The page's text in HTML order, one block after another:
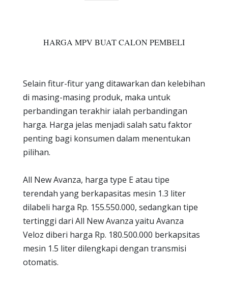
HARGA MPV BUAT CALON PEMBELI
Selain fitur-fitur yang ditawarkan dan kelebihan
di masing-masing produk, maka untuk
perbandingan terakhir ialah perbandingan
harga. Harga jelas menjadi salah satu faktor
penting bagi konsumen dalam menentukan
pilihan.
All New Avanza, harga type E atau tipe
terendah yang berkapasitas mesin 1.3 liter
dilabeli harga Rp. 155.550.000, sedangkan tipe
tertinggi dari All New Avanza yaitu Avanza
Veloz diberi harga Rp. 180.500.000 berkapsitas
mesin 1.5 liter dilengkapi dengan transmisi
otomatis.